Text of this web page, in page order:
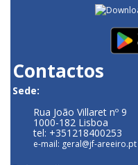
Contactos
Sede:
Rua João Villaret nº 9
1000-182 Lisboa
tel: +351218400253
e-mail: geral@jf-areeiro.pt